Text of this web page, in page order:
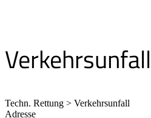
Verkehrsunfall
Techn. Rettung > Verkehrsunfall
Adresse